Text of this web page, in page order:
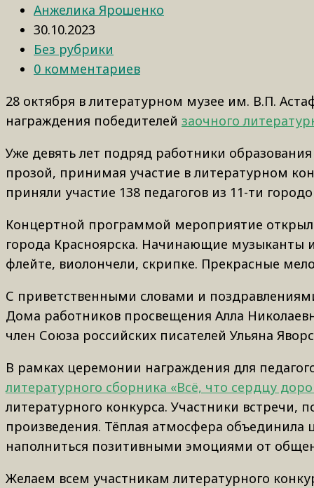
Анжелика Ярошенко
30.10.2023
Без рубрики
0 комментариев
28 октября в литературном музее им. В.П.
награждения победителей заочного
Уже девять лет подряд работники
прозой, принимая участие в литературном
приняли участие 138 педагогов из 11-ти
Концертной программой мероприятие
города Красноярска. Начинающие музыканты
флейте, виолончели, скрипке. Прекрасные
С приветственными словами и
Дома работников просвещения Алла
член Союза российских писателей Ульяна
В рамках церемонии награждения для
литературного сборника «Всё, что сердцу
литературного конкурса. Участники встречи,
произведения. Тёплая атмосфера объединила
наполниться позитивными эмоциями от
Желаем всем участникам литературного